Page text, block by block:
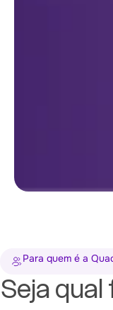
Para quem é a
Seja